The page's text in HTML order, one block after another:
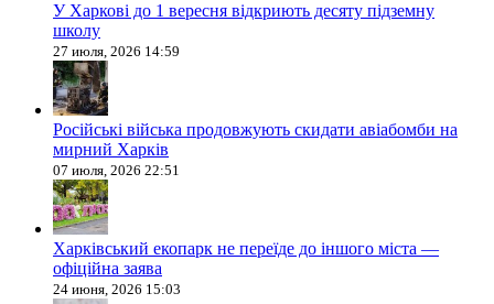
У Харкові до 1 вересня відкриють десяту підземну
школу
27 июля, 2026 14:59
Російські війська продовжують скидати авіабомби на
мирний Харків
07 июля, 2026 22:51
Харківський екопарк не переїде до іншого міста —
офіційна заява
24 июня, 2026 15:03